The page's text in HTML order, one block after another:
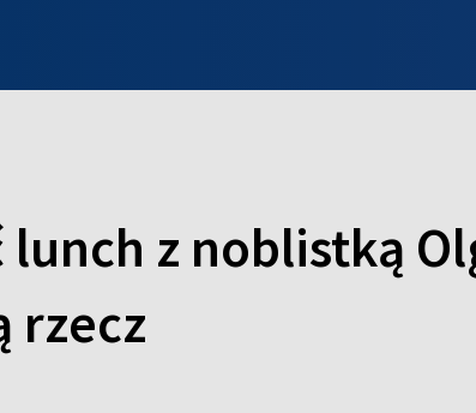
lunch z noblistką
rzecz